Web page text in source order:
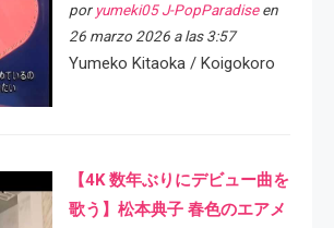
por yumeki05 J-PopParadiseen
26 marzo 2026 a las 3:57
Yumeko Kitaoka / Koigokoro
【4K 数年ぶりにデビュー曲を
歌う】松本典子 春色のエアメ